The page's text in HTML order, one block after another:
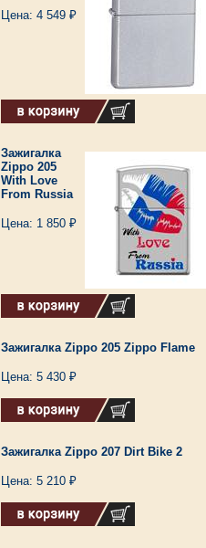
Цена: 4 549 ₽
Зажигалка
Zippo 205
With Love
From Russia
Цена: 1 850 ₽
Зажигалка Zippo 205 Zippo Flame
Цена: 5 430 ₽
Зажигалка Zippo 207 Dirt Bike 2
Цена: 5 210 ₽